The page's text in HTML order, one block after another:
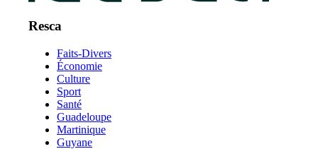
Resca
Faits-Divers
Économie
Culture
Sport
Santé
Guadeloupe
Martinique
Guyane